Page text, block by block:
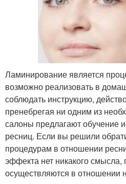
Ламинирование является
возможно реализовать в
соблюдать инструкцию,
пренебрегая ни одним из
салоны предлагают обучение
ресниц. Если вы решили
процедурам в отношении
эффекта нет никакого смысла,
осуществляются в отношении